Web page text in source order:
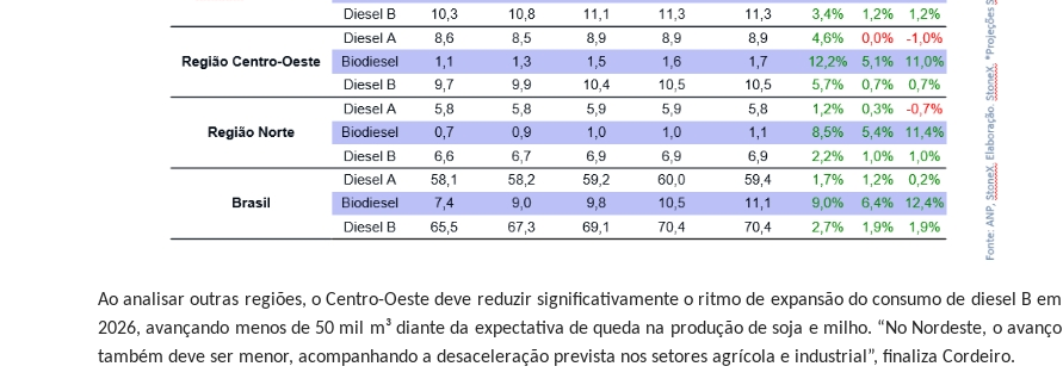
Ao analisar outras regiões, o Centro-Oeste deve reduzir significativamente o ritmo de expansão do consumo de diesel B em
2026, avançando menos de 50 mil m³ diante da expectativa de queda na produção de soja e milho. “No Nordeste, o avanço
também deve ser menor, acompanhando a desaceleração prevista nos setores agrícola e industrial”, finaliza Cordeiro.